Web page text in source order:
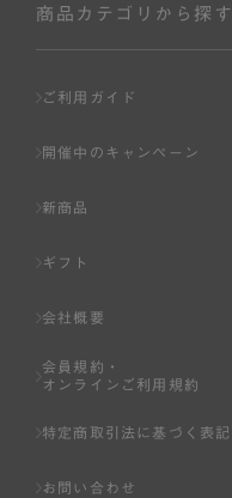
商品カテゴリから探す
ご利用ガイド
開催中のキャンペーン
新商品
ギフト
会社概要
会員規約・
オンラインご利用規約
特定商取引法に基づく表記
お問い合わせ